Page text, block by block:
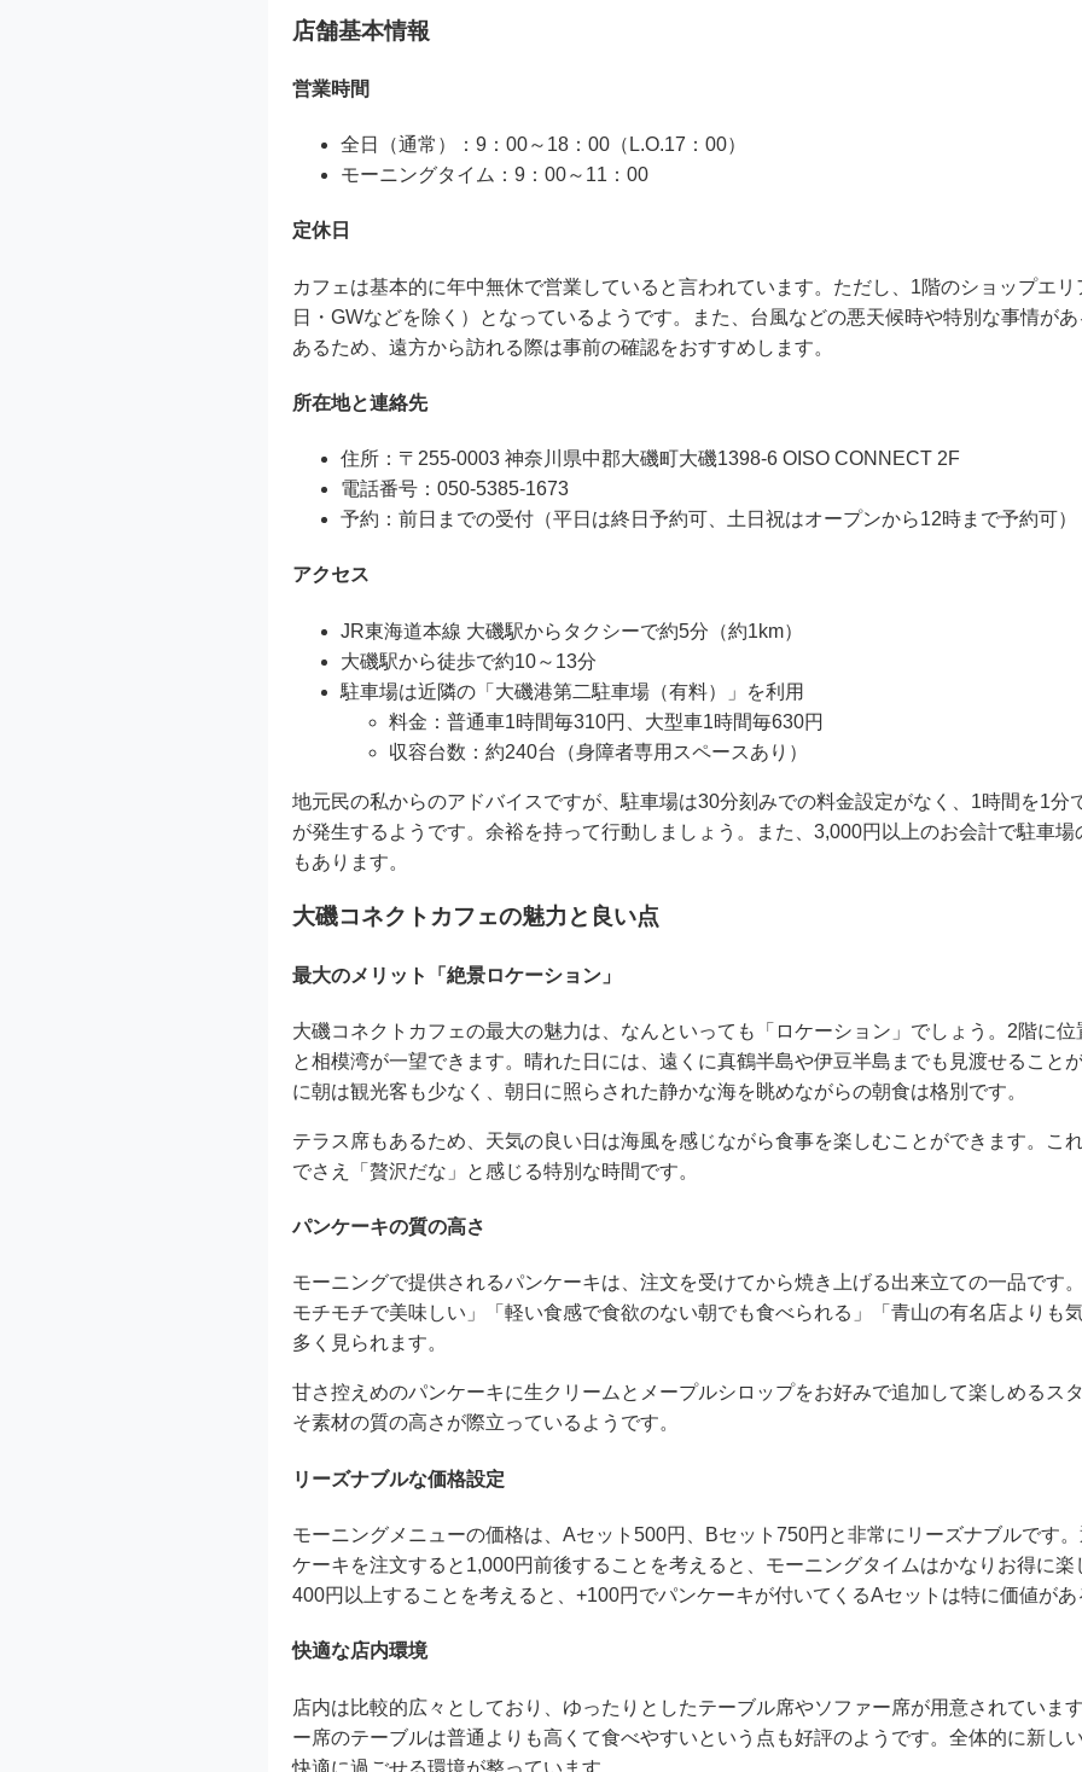
店舗基本情報
営業時間
全日（通常）：9：00～18：00（L.O.17：00）
モーニングタイム：9：00～11：00
定休日
カフェは基本的に年中無休で営業していると言われています。ただし、1階のショップエ
日・GWなどを除く）となっているようです。また、台風などの悪天候時や特別な事情が
あるため、遠方から訪れる際は事前の確認をおすすめします。
所在地と連絡先
住所：〒255-0003 神奈川県中郡大磯町大磯1398-6 OISO CONNECT 2F
電話番号：050-5385-1673
予約：前日までの受付（平日は終日予約可、土日祝はオープンから12時まで予約可）
アクセス
JR東海道本線 大磯駅からタクシーで約5分（約1km）
大磯駅から徒歩で約10～13分
駐車場は近隣の「大磯港第二駐車場（有料）」を利用
料金：普通車1時間毎310円、大型車1時間毎630円
収容台数：約240台（身障者専用スペースあり）
地元民の私からのアドバイスですが、駐車場は30分刻みでの料金設定がなく、1時間を1分
が発生するようです。余裕を持って行動しましょう。また、3,000円以上のお会計で駐車
もあります。
大磯コネクトカフェの魅力と良い点
最大のメリット「絶景ロケーション」
大磯コネクトカフェの最大の魅力は、なんといっても「ロケーション」でしょう。2階に
と相模湾が一望できます。晴れた日には、遠くに真鶴半島や伊豆半島までも見渡せること
に朝は観光客も少なく、朝日に照らされた静かな海を眺めながらの朝食は格別です。
テラス席もあるため、天気の良い日は海風を感じながら食事を楽しむことができます。こ
でさえ「贅沢だな」と感じる特別な時間です。
パンケーキの質の高さ
モーニングで提供されるパンケーキは、注文を受けてから焼き上げる出来立ての一品です
モチモチで美味しい」「軽い食感で食欲のない朝でも食べられる」「青山の有名店よりも
多く見られます。
甘さ控えめのパンケーキに生クリームとメープルシロップをお好みで追加して楽しめるス
そ素材の質の高さが際立っているようです。
リーズナブルな価格設定
モーニングメニューの価格は、Aセット500円、Bセット750円と非常にリーズナブルです
ケーキを注文すると1,000円前後することを考えると、モーニングタイムはかなりお得に
400円以上することを考えると、+100円でパンケーキが付いてくるAセットは特に価値が
快適な店内環境
店内は比較的広々としており、ゆったりとしたテーブル席やソファー席が用意されていま
ー席のテーブルは普通よりも高くて食べやすいという点も好評のようです。全体的に新し
快適に過ごせる環境が整っています。